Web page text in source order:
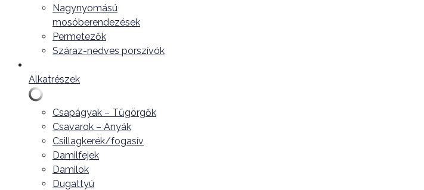
Nagynyomású
mosóberendezések
Permetezők
Száraz-nedves porszívók
Alkatrészek
Csapágyak – Tűgörgők
Csavarok – Anyák
Csillagkerék/fogasív
Damilfejek
Damilok
Dugattyú